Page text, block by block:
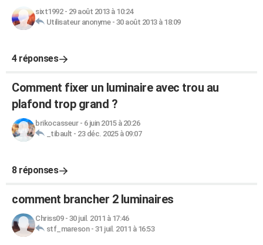
sixt1992- 29 août 2013 à 10:24
Utilisateur anonyme- 30 août 2013 à 18:09
4 réponses
Comment fixer un luminaire avec trou au
plafond trop grand ?
brikocasseur- 6 juin 2015 à 20:26
_tibault - 23 déc. 2025 à 09:07
8 réponses
comment brancher 2 luminaires
Chriss09- 30 juil. 2011 à 17:46
stf_mareson- 31 juil. 2011 à 16:53